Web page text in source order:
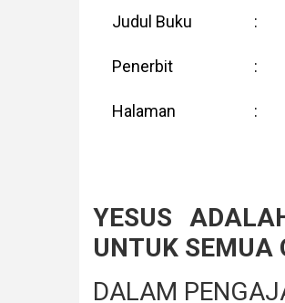
Judul Buku :
Penerbit :
Halaman :
YESUS
UNTUK SEMUA
DALAM